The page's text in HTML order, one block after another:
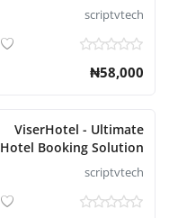
scriptvtech
₦58,000
ViserHotel - Ultimate
Hotel Booking Solution
Script
scriptvtech